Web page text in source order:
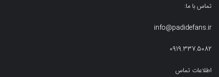
تماس با ما:
info@padidefans.ir
0919.337.5082
اطلاعات تماس